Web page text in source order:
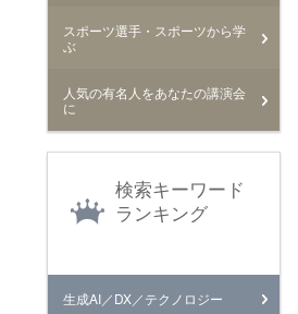
スポーツ選手・スポーツから学
ぶ
人気の有名人をあなたの講演会
に
検索キーワード
ランキング
生成AI／DX／テクノロジー